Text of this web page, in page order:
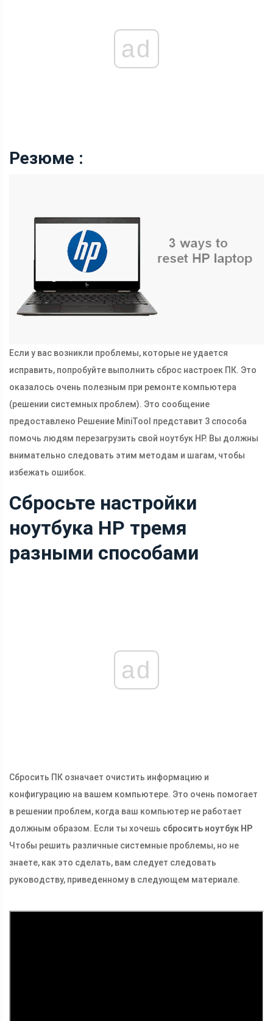
ad
Резюме :
Если у вас возникли проблемы, которые не удается
исправить, попробуйте выполнить сброс настроек ПК. Это
оказалось очень полезным при ремонте компьютера
(решении системных проблем). Это сообщение
предоставлено Решение MiniTool представит 3 способа
помочь людям перезагрузить свой ноутбук HP. Вы должны
внимательно следовать этим методам и шагам, чтобы
избежать ошибок.
Сбросьте настройки
ноутбука HP тремя
разными способами
ad
Сбросить ПК означает очистить информацию и
конфигурацию на вашем компьютере. Это очень помогает
в решении проблем, когда ваш компьютер не работает
должным образом. Если ты хочешь сбросить ноутбук HP
Чтобы решить различные системные проблемы, но не
знаете, как это сделать, вам следует следовать
руководству, приведенному в следующем материале.